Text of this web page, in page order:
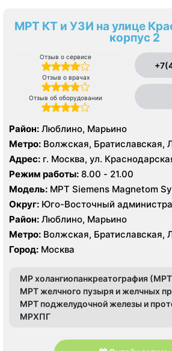
МРТ КТ и УЗИ на улице
корпус 2
Отзыв о сервисе
Отзыв о врачах
Отзыв об оборудовании
Район: Люблино, Марьино
Метро: Волжская, Братиславская,
Адрес: г. Москва, ул.
Режим работы: 8.00 - 21.00
Модель: МРТ Siemens Magnetom
Toshiba Aquilion 16 срезов, УЗИ
Округ: Юго-Восточный
Район: Люблино, Марьино
Метро: Волжская, Братиславская,
Город: Москва
МР холангиопанкреатография (МРТ
МРТ желчного пузыря и желчных
МРТ поджелудочной железы и
МРХПГ